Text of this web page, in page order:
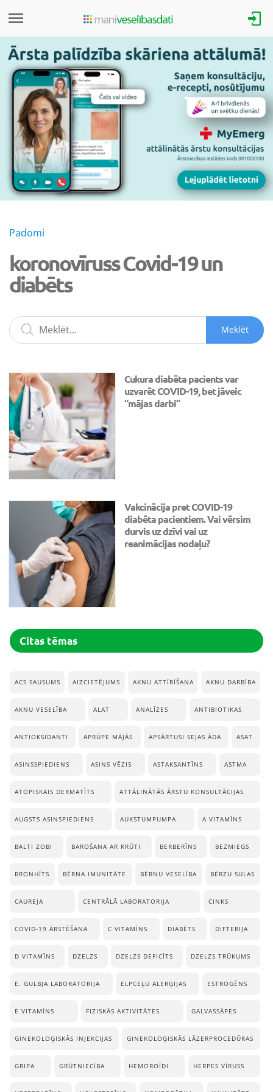
Padomi
koronovīruss Covid-19 un
diabēts
Meklēt
Cukura diabēta pacients var
uzvarēt COVID-19, bet jāveic
“mājas darbi”
Vakcinācija pret COVID-19
diabēta pacientiem. Vai vērsim
durvis uz dzīvi vai uz
reanimācijas nodaļu?
Citas tēmas
ACS SAUSUMS AIZCIETĒJUMS AKNU ATTĪRĪŠANA AKNU DARBĪBA
AKNU VESELĪBA ALAT ANALĪZES ANTIBIOTIKAS
ANTIOKSIDANTI APRŪPE MĀJĀS APSĀRTUSI SEJAS ĀDA ASAT
ASINSSPIEDIENS ASINS VĒZIS ASTAKSANTĪNS ASTMA
ATOPISKAIS DERMATĪTS ATTĀLINĀTĀS ĀRSTU KONSULTĀCIJAS
AUGSTS ASINSPIEDIENS AUKSTUMPUMPA A VITAMĪNS
BALTI ZOBI BAROŠANA AR KRŪTI BERBERĪNS BEZMIEGS
BRONHĪTS BĒRNA IMUNITĀTE BĒRNU VESELĪBA BĒRZU SULAS
CAUREJA CENTRĀLĀ LABORATORIJA CINKS
COVID-19 ĀRSTĒŠANA C VITAMĪNS DIABĒTS DIFTERIJA
D VITAMĪNS DZELZS DZELZS DEFICĪTS DZELZS TRŪKUMS
E. GULBJA LABORATORIJA ELPCEĻU ALERĢIJAS ESTROGĒNS
E VITAMĪNS FIZISKĀS AKTIVITĀTES GALVASSĀPES
GINEKOLOĢISKĀS INJEKCIJAS GINEKOLOĢISKĀS LĀZERPROCEDŪRAS
GRIPA GRŪTNIECĪBA HEMOROĪDI HERPES VĪRUSS